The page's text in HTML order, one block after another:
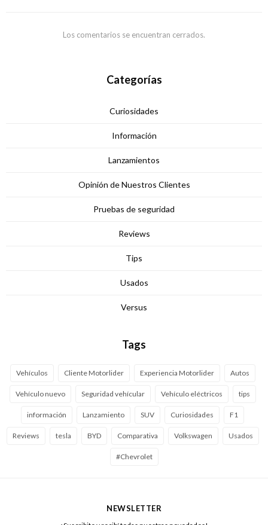
Los comentarios se encuentran cerrados.
Categorías
Curiosidades
Información
Lanzamientos
Opinión de Nuestros Clientes
Pruebas de seguridad
Reviews
Tips
Usados
Versus
Tags
Vehículos Cliente Motorlider Experiencia Motorlider Autos
Vehículo nuevo Seguridad vehícular Vehículo eléctricos tips
información Lanzamiento SUV Curiosidades F1
Reviews tesla BYD Comparativa Volkswagen Usados
#Chevrolet
NEWSLETTER